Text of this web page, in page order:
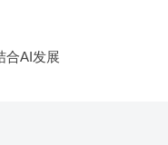
合AI发展